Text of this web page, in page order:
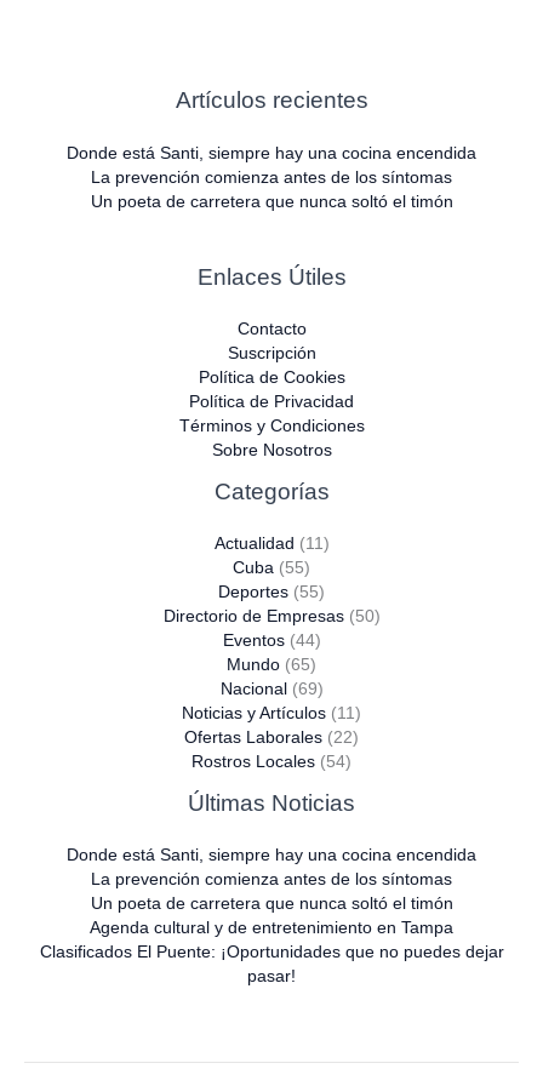
Artículos recientes
Donde está Santi, siempre hay una cocina encendida
La prevención comienza antes de los síntomas
Un poeta de carretera que nunca soltó el timón
Enlaces Útiles
Contacto
Suscripción
Política de Cookies
Política de Privacidad
Términos y Condiciones
Sobre Nosotros
Categorías
Actualidad (11)
Cuba (55)
Deportes (55)
Directorio de Empresas(50)
Eventos(44)
Mundo (65)
Nacional (69)
Noticias y Artículos (11)
Ofertas Laborales (22)
Rostros Locales (54)
Últimas Noticias
Donde está Santi, siempre hay una cocina encendida
La prevención comienza antes de los síntomas
Un poeta de carretera que nunca soltó el timón
Agenda cultural y de entretenimiento en Tampa
Clasificados El Puente: ¡Oportunidades que no puedes dejar
pasar!